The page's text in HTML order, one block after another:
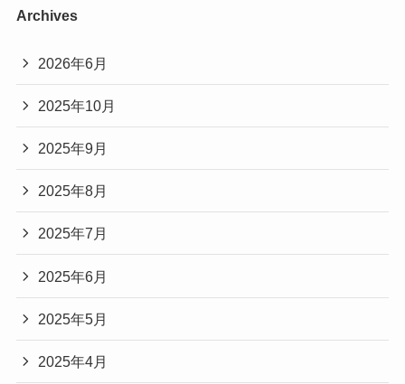
Archives
2026年6月
2025年10月
2025年9月
2025年8月
2025年7月
2025年6月
2025年5月
2025年4月